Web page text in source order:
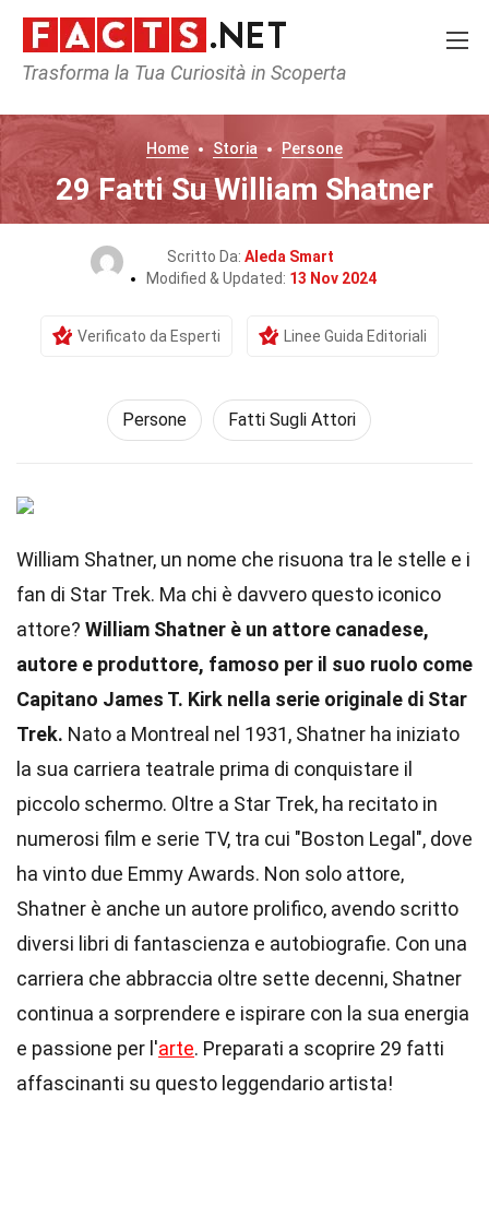
Trasforma la Tua Curiosità in Scoperta
Home Storia Persone
29 Fatti Su William Shatner
Scritto Da: Aleda Smart
Modified & Updated: 13 Nov 2024
Verificato da Esperti Linee Guida Editoriali
Persone Fatti Sugli Attori
William Shatner, un nome che risuona tra le stelle e i
fan di Star Trek. Ma chi è davvero questo iconico
attore? William Shatner è un attore canadese,
autore e produttore, famoso per il suo ruolo come
Capitano James T. Kirk nella serie originale di Star
Trek. Nato a Montreal nel 1931, Shatner ha iniziato
la sua carriera teatrale prima di conquistare il
piccolo schermo. Oltre a Star Trek, ha recitato in
numerosi film e serie TV, tra cui "Boston Legal", dove
ha vinto due Emmy Awards. Non solo attore,
Shatner è anche un autore prolifico, avendo scritto
diversi libri di fantascienza e autobiografie. Con una
carriera che abbraccia oltre sette decenni, Shatner
continua a sorprendere e ispirare con la sua energia
e passione per l'arte. Preparati a scoprire 29 fatti
affascinanti su questo leggendario artista!